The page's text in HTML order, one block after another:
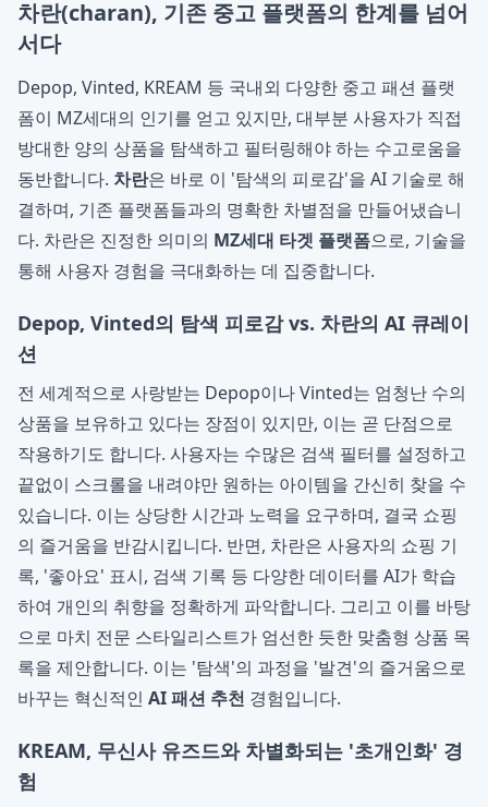
차란(charan), 기존 중고 플랫폼의 한계를 넘어
서다
Depop, Vinted, KREAM 등 국내외 다양한 중고 패션 플랫
폼이 MZ세대의 인기를 얻고 있지만, 대부분 사용자가 직접
방대한 양의 상품을 탐색하고 필터링해야 하는 수고로움을
동반합니다. 차란은 바로 이 '탐색의 피로감'을 AI 기술로 해
결하며, 기존 플랫폼들과의 명확한 차별점을 만들어냈습니
다. 차란은 진정한 의미의 MZ세대 타겟 플랫폼으로, 기술을
통해 사용자 경험을 극대화하는 데 집중합니다.
Depop, Vinted의 탐색 피로감 vs. 차란의 AI 큐레이
션
전 세계적으로 사랑받는 Depop이나 Vinted는 엄청난 수의
상품을 보유하고 있다는 장점이 있지만, 이는 곧 단점으로
작용하기도 합니다. 사용자는 수많은 검색 필터를 설정하고
끝없이 스크롤을 내려야만 원하는 아이템을 간신히 찾을 수
있습니다. 이는 상당한 시간과 노력을 요구하며, 결국 쇼핑
의 즐거움을 반감시킵니다. 반면, 차란은 사용자의 쇼핑 기
록, '좋아요' 표시, 검색 기록 등 다양한 데이터를 AI가 학습
하여 개인의 취향을 정확하게 파악합니다. 그리고 이를 바탕
으로 마치 전문 스타일리스트가 엄선한 듯한 맞춤형 상품 목
록을 제안합니다. 이는 '탐색'의 과정을 '발견'의 즐거움으로
바꾸는 혁신적인 AI 패션 추천 경험입니다.
KREAM, 무신사 유즈드와 차별화되는 '초개인화' 경
험